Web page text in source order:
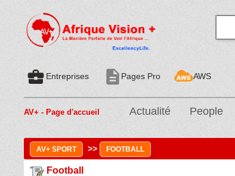
business_centerEntreprises descriptionPages Pro AWS
AV+ - Page d'accueil Actualité People
AV+ SPORT >> FOOTBALL
Football